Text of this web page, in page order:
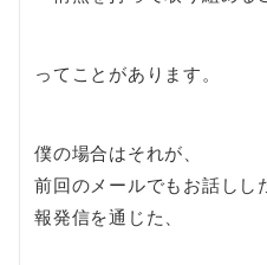
ってことがあります。
僕の場合はそれが、
前回のメールでもお話しし
報発信を通じた、